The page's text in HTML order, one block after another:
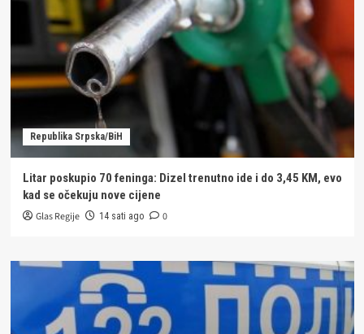
Republika Srpska/BiH
Litar poskupio 70 feninga: Dizel trenutno ide i do 3,45 KM, evo
kad se očekuju nove cijene
Glas Regije 14 sati ago 0